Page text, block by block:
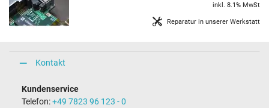
Reparatur in unserer Werkstatt
inkl. 8.1% MwSt
Kontakt
Kundenservice
Telefon:+49 7823 96 123 - 0